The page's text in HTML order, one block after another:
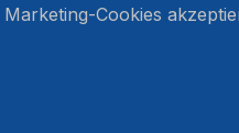
Cookies